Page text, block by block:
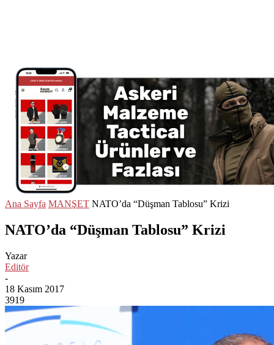
Ana Sayfa MANŞET NATO’da “Düşman Tablosu” Krizi
NATO’da “Düşman Tablosu” Krizi
Yazar
Editör
-
18 Kasım 2017
3919